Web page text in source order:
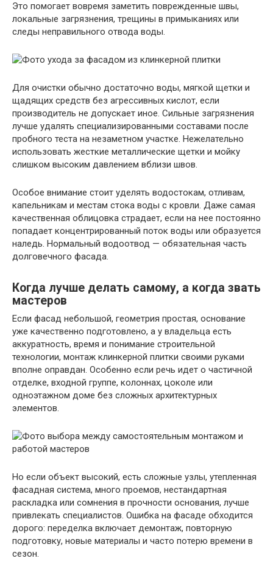
Это помогает вовремя заметить поврежденные швы,
локальные загрязнения, трещины в примыканиях или
следы неправильного отвода воды.
Для очистки обычно достаточно воды, мягкой щетки и
щадящих средств без агрессивных кислот, если
производитель не допускает иное. Сильные загрязнения
лучше удалять специализированными составами после
пробного теста на незаметном участке. Нежелательно
использовать жесткие металлические щетки и мойку
слишком высоким давлением вблизи швов.
Особое внимание стоит уделять водостокам, отливам,
капельникам и местам стока воды с кровли. Даже самая
качественная облицовка страдает, если на нее постоянно
попадает концентрированный поток воды или образуется
наледь. Нормальный водоотвод — обязательная часть
долговечного фасада.
Когда лучше делать самому, а когда звать
мастеров
Если фасад небольшой, геометрия простая, основание
уже качественно подготовлено, а у владельца есть
аккуратность, время и понимание строительной
технологии, монтаж клинкерной плитки своими руками
вполне оправдан. Особенно если речь идет о частичной
отделке, входной группе, колоннах, цоколе или
одноэтажном доме без сложных архитектурных
элементов.
Но если объект высокий, есть сложные узлы, утепленная
фасадная система, много проемов, нестандартная
раскладка или сомнения в прочности основания, лучше
привлекать специалистов. Ошибка на фасаде обходится
дорого: переделка включает демонтаж, повторную
подготовку, новые материалы и часто потерю времени в
сезон.